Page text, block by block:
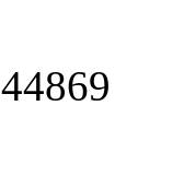
44869